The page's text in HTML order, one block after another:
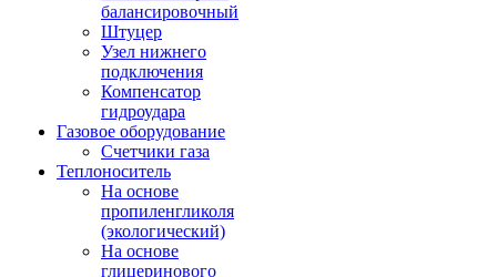
балансировочный
Штуцер
Узел нижнего
подключения
Компенсатор
гидроудара
Газовое оборудование
Счетчики газа
Теплоноситель
На основе
пропиленгликоля
(экологический)
На основе
глицеринового